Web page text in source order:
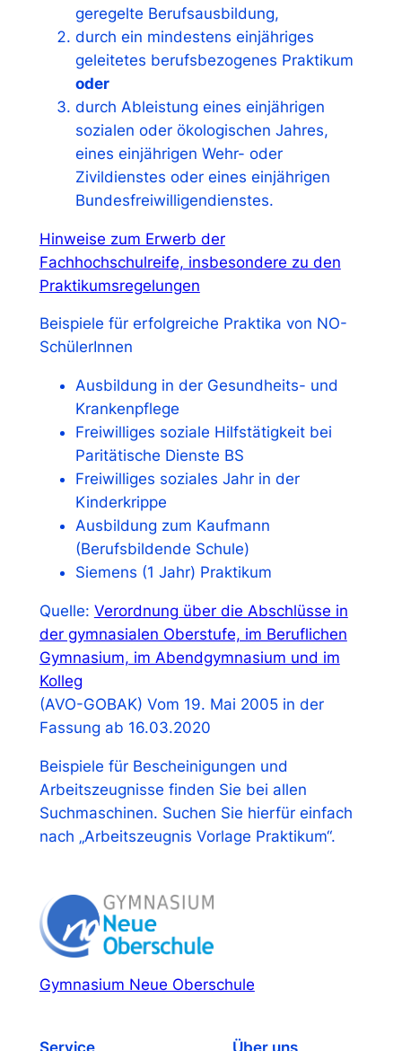
geregelte Berufsausbildung,
durch ein mindestens einjähriges
geleitetes berufsbezogenes Praktikum
oder
durch Ableistung eines einjährigen
sozialen oder ökologischen Jahres,
eines einjährigen Wehr- oder
Zivildienstes oder eines einjährigen
Bundesfreiwilligendienstes.
Hinweise zum Erwerb der
Fachhochschulreife, insbesondere zu den
Praktikumsregelungen
Beispiele für erfolgreiche Praktika von NO-
SchülerInnen
Ausbildung in der Gesundheits- und
Krankenpflege
Freiwilliges soziale Hilfstätigkeit bei
Paritätische Dienste BS
Freiwilliges soziales Jahr in der
Kinderkrippe
Ausbildung zum Kaufmann
(Berufsbildende Schule)
Siemens (1 Jahr) Praktikum
Quelle: Verordnung über die Abschlüsse in
der gymnasialen Oberstufe, im Beruflichen
Gymnasium, im Abendgymnasium und im
Kolleg
(AVO-GOBAK) Vom 19. Mai 2005 in der
Fassung ab 16.03.2020
Beispiele für Bescheinigungen und
Arbeitszeugnisse finden Sie bei allen
Suchmaschinen. Suchen Sie hierfür einfach
nach „Arbeitszeugnis Vorlage Praktikum“.
Gymnasium Neue Oberschule